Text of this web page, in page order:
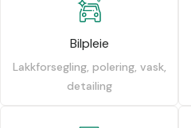
Bilpleie
Lakkforsegling, polering, vask,
detailing